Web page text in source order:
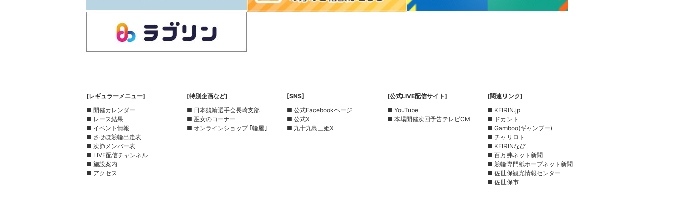
[レギュラーメニュー]
■ 開催カレンダー
■ レース結果
■ イベント情報
■ させぼ競輪出走表
■ 次節メンバー表
■ LIVE配信チャンネル
■ 施設案内
■ アクセス
[特別企画など]
■ 日本競輪選手会長崎支部
■ 巫女のコーナー
■ オンラインショップ ｢輪屋｣
[SNS]
■ 公式Facebookページ
■ 公式X
■ 九十九島三姫X
[公式LIVE配信サイト]
■ YouTube
■ 本場開催次回予告テレビCM
[関連リンク]
■ KEIRIN.jp
■ ドカント
■ Gamboo(ギャンブー)
■ チャリロト
■ KEIRINなび
■ 百万弗ネット新聞
■ 競輪専門紙ホープネット新聞
■ 佐世保観光情報センター
■ 佐世保市